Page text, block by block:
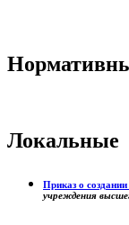
Локальные
Приказ о
учреждения